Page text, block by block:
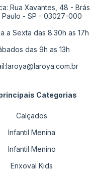
Rua Xavantes, 48 - Brás
Paulo - SP - 03027-000
a Sexta das 8:30h as 17h
das 9h as 13h
laroya@laroya.com.br
Categorias
Calçados
Infantil Menina
Infantil Menino
Enxoval Kids